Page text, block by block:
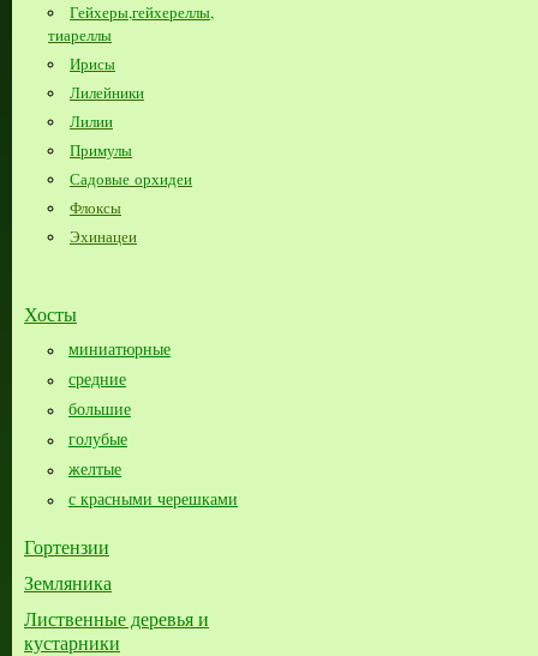
Гейхеры,гейхереллы,
тиареллы
Ирисы
Лилейники
Лилии
Примулы
Садовые орхидеи
Флоксы
Эхинацеи
Хосты
миниатюрные
средние
большие​
голубые
желтые
с красными черешками
Гортензии
Земляника
Лиственные деревья и
кустарники